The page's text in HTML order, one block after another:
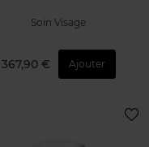
Soin Visage
367,90 € Ajouter